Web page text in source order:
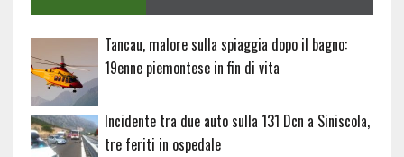
Tancau, malore sulla spiaggia dopo il bagno:
19enne piemontese in fin di vita
Incidente tra due auto sulla 131 Dcn a Siniscola,
tre feriti in ospedale